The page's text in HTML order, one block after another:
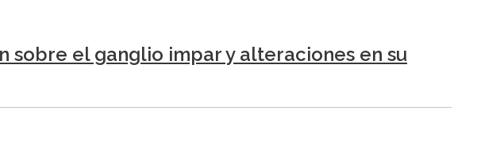
el ganglio impar y alteraciones en su